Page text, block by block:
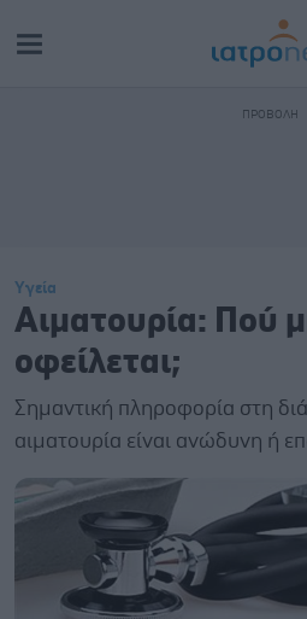
Υγεία
Αιματουρία: Πού
οφείλεται;
Σημαντική πληροφορία στη
αιματουρία είναι ανώδυνη ή